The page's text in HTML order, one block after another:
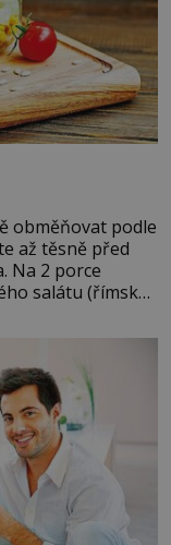
obměňovat podle
až těsně před
Na 2 porce
salátu (římský
oleje ✿ 1